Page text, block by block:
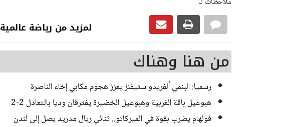
لمزيد من رياضة عالمية ٫ رياضة محلية اضغط هنا
من هنا وهناك
رسميا: البنمي ألفريدو ستيفنز يعزز هجوم مكابي إخاء الناصرة
هبوعيل باقة الغربية وهبوعيل الخضيرة يفترقان وديا بالتعادل 2-2
فولهام يضرب بقوة في الميركاتو.. ثنائي ريال مدريد يصل إلى لندن